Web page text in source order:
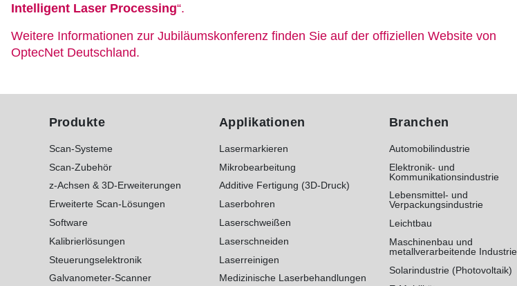
Intelligent Laser Processing“.
Weitere Informationen zur Jubiläumskonferenz finden Sie auf der offiziellen Website von
OptecNet Deutschland.
Produkte
Scan-Systeme
Scan-Zubehör
z-Achsen & 3D-Erweiterungen
Erweiterte Scan-Lösungen
Software
Kalibrierlösungen
Steuerungselektronik
Galvanometer-Scanner
Applikationen
Lasermarkieren
Mikrobearbeitung
Additive Fertigung (3D-Druck)
Laserbohren
Laserschweißen
Laserschneiden
Laserreinigen
Medizinische Laserbehandlungen
Branchen
Automobilindustrie
Elektronik- und
Kommunikationsindustrie
Lebensmittel- und
Verpackungsindustrie
Leichtbau
Maschinenbau und
metallverarbeitende Industrie
Solarindustrie (Photovoltaik)